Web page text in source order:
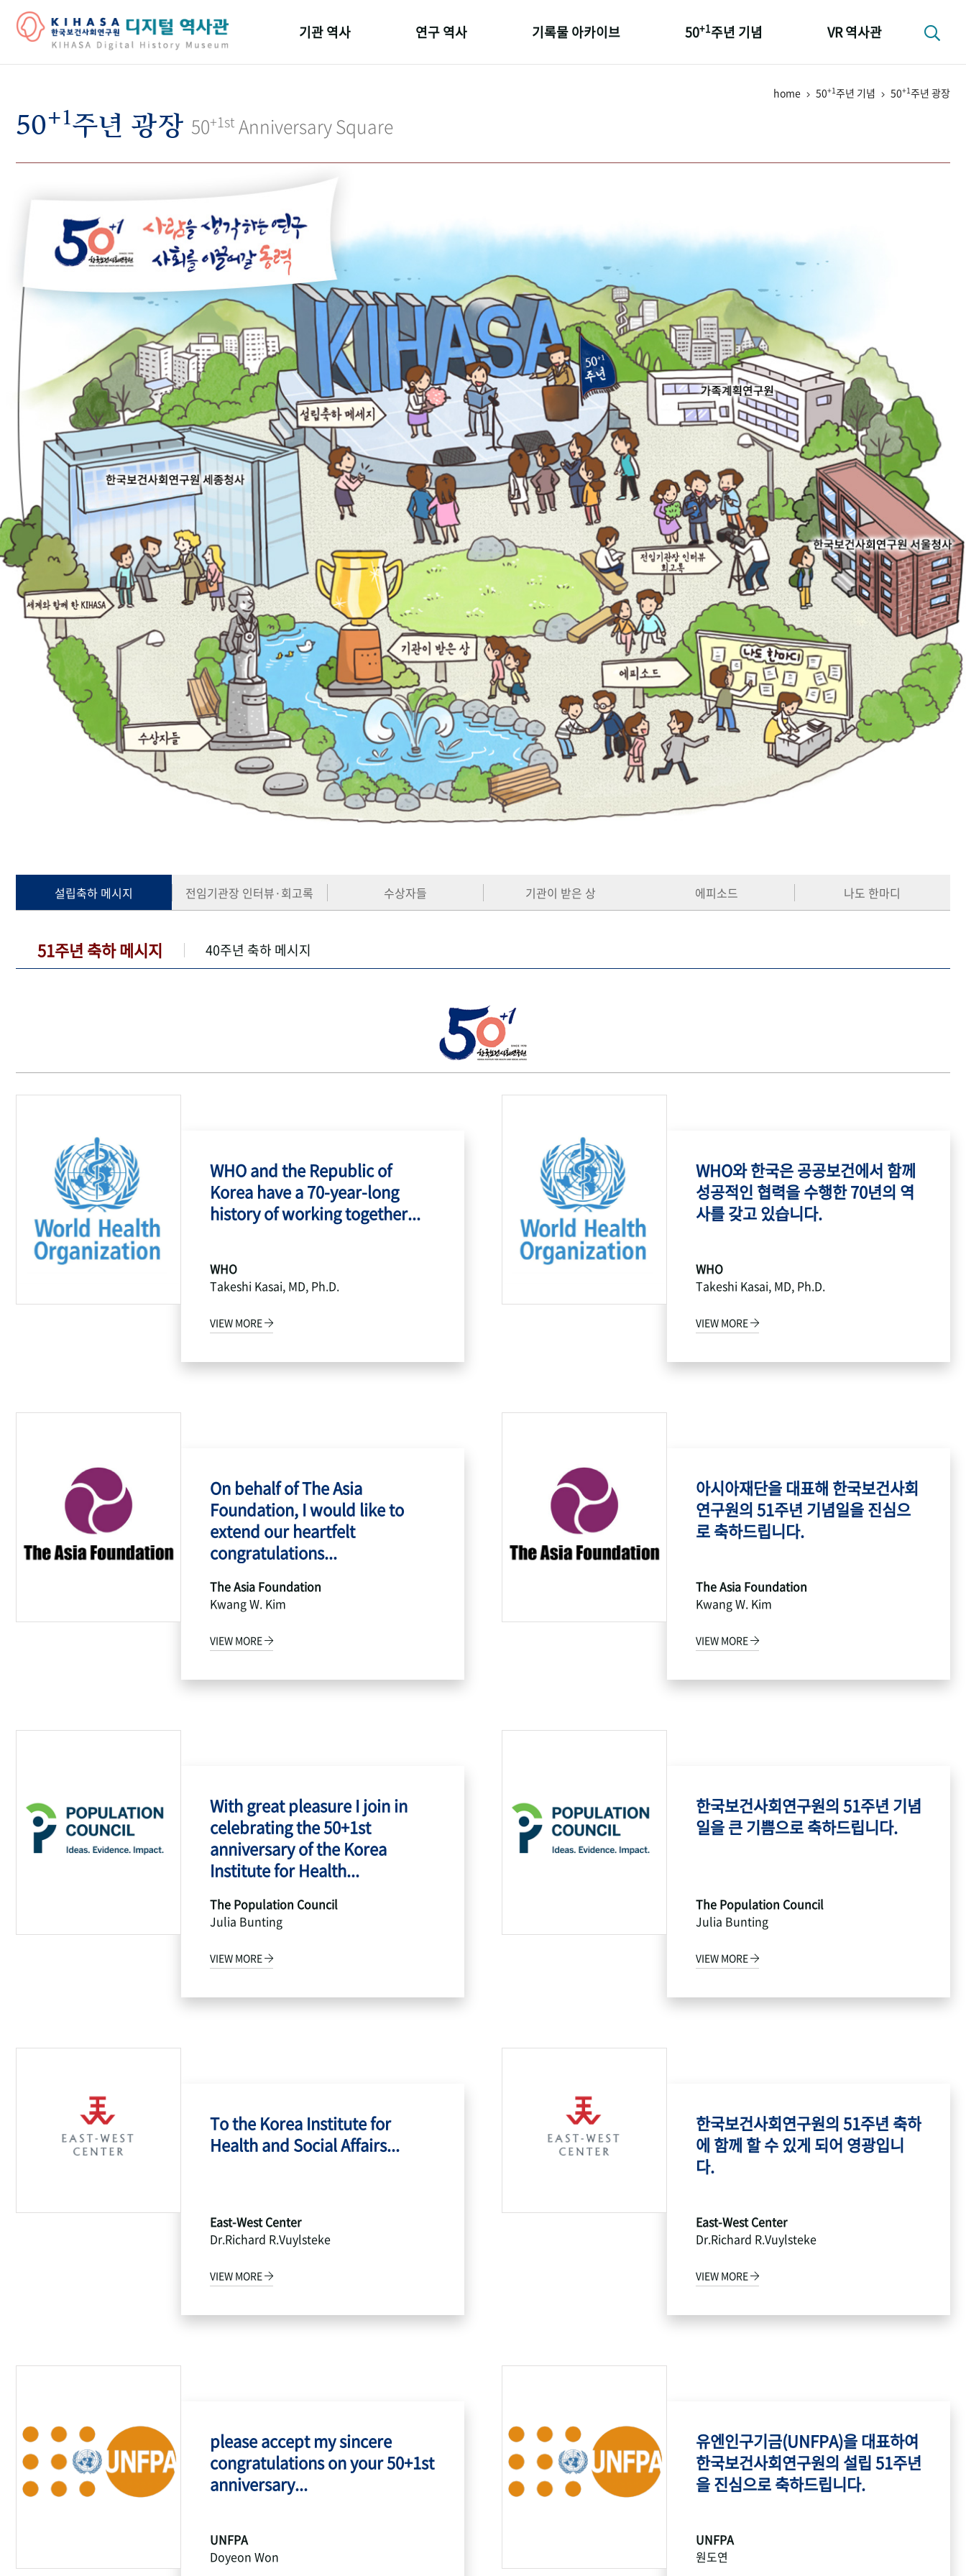
기관 역사
역대 기관장
연구 역사 기록물 아카이브 50+1주년 기념 VR 역사관
home 50+1주년 기념 50+1주년 광장
50+1주년 광장 50+1st Anniversary Square
설립축하 메시지 전임기관장 인터뷰·회고록 수상자들 기관이 받은 상 에피소드 나도 한마디
51주년 축하 메시지 40주년 축하 메시지
WHO and the Republic of
Korea have a 70-year-long
history of working together...
WHO
Takeshi Kasai, MD, Ph.D.
VIEW MORE
WHO와 한국은 공공보건에서 함께
성공적인 협력을 수행한 70년의 역
사를 갖고 있습니다.
WHO
Takeshi Kasai, MD, Ph.D.
VIEW MORE
On behalf of The Asia
Foundation, I would like to
extend our heartfelt
congratulations...
The Asia Foundation
Kwang W. Kim
VIEW MORE
아시아재단을 대표해 한국보건사회
연구원의 51주년 기념일을 진심으
로 축하드립니다.
The Asia Foundation
Kwang W. Kim
VIEW MORE
With great pleasure I join in
celebrating the 50+1st
anniversary of the Korea
Institute for Health...
The Population Council
Julia Bunting
VIEW MORE
한국보건사회연구원의 51주년 기념
일을 큰 기쁨으로 축하드립니다.
The Population Council
Julia Bunting
VIEW MORE
To the Korea Institute for
Health and Social Affairs...
East-West Center
Dr.Richard R.Vuylsteke
VIEW MORE
한국보건사회연구원의 51주년 축하
에 함께 할 수 있게 되어 영광입니
다.
East-West Center
Dr.Richard R.Vuylsteke
VIEW MORE
please accept my sincere
congratulations on your 50+1st
anniversary...
UNFPA
Doyeon Won
유엔인구기금(UNFPA)을 대표하여
한국보건사회연구원의 설립 51주년
을 진심으로 축하드립니다.
UNFPA
원도연